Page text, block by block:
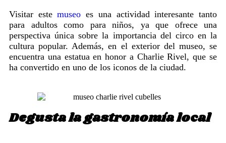
Visitar estemuseo es una actividad interesante tanto
para adultos como para niños, ya que ofrece una
perspectiva única sobre la importancia del circo en la
cultura popular. Además, en el exterior del museo, se
encuentra una estatua en honor a Charlie Rivel, que se
ha convertido en uno de los iconos de la ciudad.
Degusta la gastronomía local